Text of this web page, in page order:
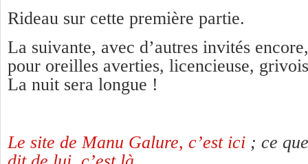
Rideau sur cette première partie.
La suivante, avec d’autres invités
pour oreilles averties, licencieuse,
La nuit sera longue !
Le site de Manu Galure, c’est ici ; ce